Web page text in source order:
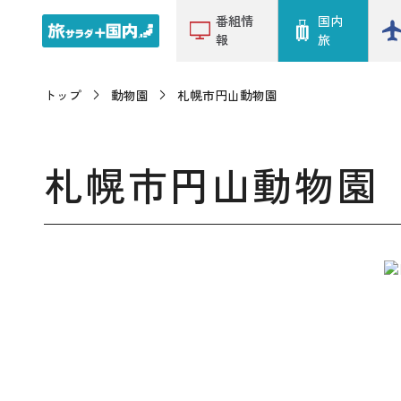
番組情
報
国内
旅
トップ 動物園 札幌市円山動物園
札幌市円山動物園